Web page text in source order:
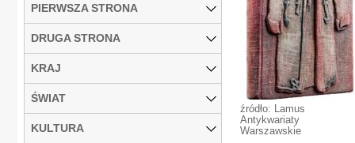
źródło: Lamus
Antykwariaty
Warszawskie
PIERWSZA STRONA
DRUGA STRONA
KRAJ
ŚWIAT
KULTURA